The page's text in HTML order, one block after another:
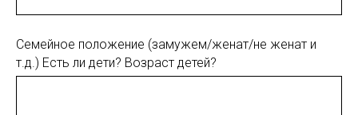
Семейное положение (замужем/женат/не женат и
т.д.) Есть ли дети? Возраст детей?